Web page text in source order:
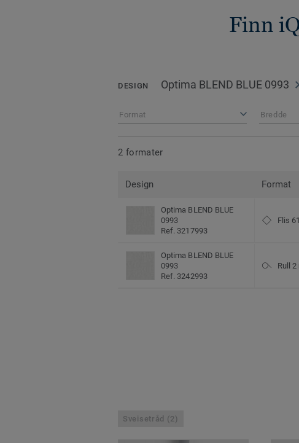
Finn
DESIGN Optima BLEND BLUE 0993
Format Bredde
2 formater
Design Format
Optima BLEND BLUE
0993
Ref. 3217993
Flis
Optima BLEND BLUE
0993
Ref. 3242993
Rull
Sveisetråd (2)